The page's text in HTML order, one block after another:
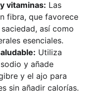
vitaminas: Las
fibra, que favorece
así como
esenciales.
Utiliza
y añade
y el ajo para
sin añadir calorías.